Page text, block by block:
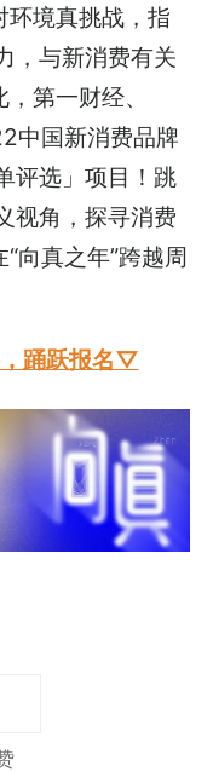
境真挑战，指
，与新消费有关
第一财经、
中国新消费品牌
评选」项目！跳
视角，探寻消费
向真之年”跨越周
踊跃报名▽